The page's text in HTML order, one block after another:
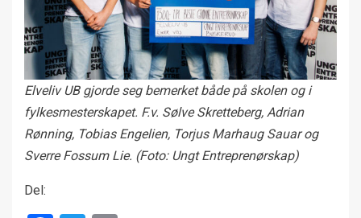
Elveliv UB gjorde seg bemerket både på skolen og i
fylkesmesterskapet. F.v. Sølve Skretteberg, Adrian
Rønning, Tobias Engelien, Torjus Marhaug Sauar og
Sverre Fossum Lie. (Foto: Ungt Entreprenørskap)
Del: